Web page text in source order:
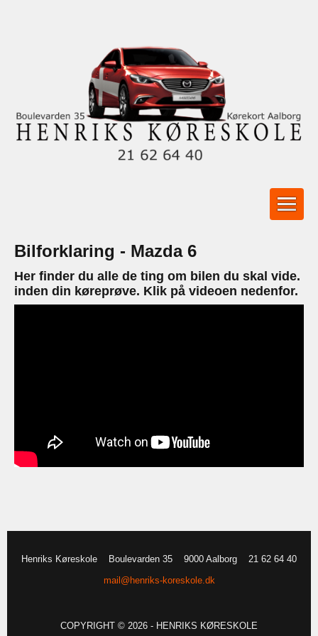
Bilforklaring - Mazda 6
Her finder du alle de ting om bilen du skal vide.
inden din køreprøve. Klik på videoen nedenfor.
Henriks Køreskole Boulevarden 35 9000 Aalborg
21 62 64 40
mail@henriks-koreskole.dk
COPYRIGHT © 2026 - HENRIKS KØRESKOLE